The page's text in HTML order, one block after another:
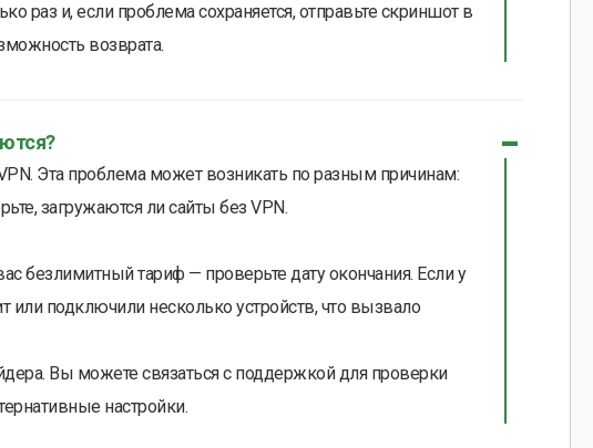
раз и, если проблема сохраняется, отправьте скриншот в
возврата.
VPN. Эта проблема может возникать по разным причинам:
загружаются ли сайты без VPN.
безлимитный тариф — проверьте дату окончания. Если у
подключили несколько устройств, что вызвало
Вы можете связаться с поддержкой для проверки
настройки.